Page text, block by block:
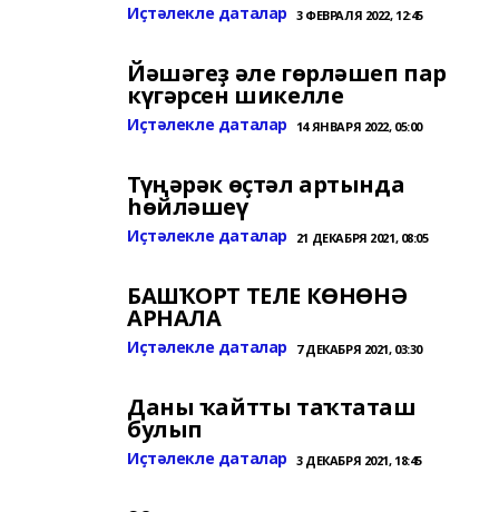
Иҫтәлекле даталар 3 ФЕВРАЛЯ 2022, 12:45
Йәшәгеҙ әле гөрләшеп пар
күгәрсен шикелле
Иҫтәлекле даталар 14 ЯНВАРЯ 2022, 05:00
Түңәрәк өҫтәл артында
һөйләшеү
Иҫтәлекле даталар 21 ДЕКАБРЯ 2021, 08:05
БАШҠОРТ ТЕЛЕ КӨНӨНӘ
АРНАЛА
Иҫтәлекле даталар 7 ДЕКАБРЯ 2021, 03:30
Даны ҡайтты таҡтаташ
булып
Иҫтәлекле даталар 3 ДЕКАБРЯ 2021, 18:45